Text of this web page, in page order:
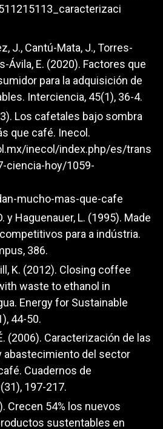
J., Cantú-Mata, J., Torres-
Ávila, E. (2020). Factores que
para la adquisición de
Interciencia, 45(1), 36-4.
Los cafetales bajo sombra
que café. Inecol.
inecol/index.php/es/trans
ciencia-hoy/1059-
mucho-mas-que-cafe
y Haguenauer, L. (1995). Made
para a indústria.
386.
K. (2012). Closing coffee
waste to ethanol in
Energy for Sustainable
44-50.
(2006). Caracterización de las
abastecimiento del sector
Cuadernos de
197-217.
Crecen 54% los nuevos
sustentables en